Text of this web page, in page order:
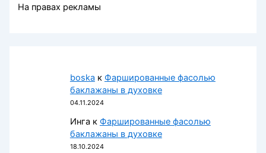
На правах рекламы
boska к Фаршированные фасолью
баклажаны в духовке
04.11.2024
Инга к Фаршированные фасолью
баклажаны в духовке
18.10.2024